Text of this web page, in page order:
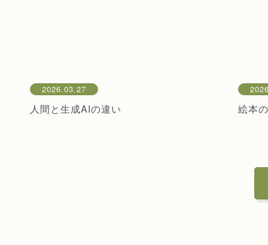
2026.03.27
人間と生成AIの違い 絵本